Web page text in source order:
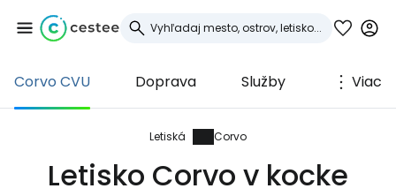
Corvo CVU Doprava Služby Viac
Letiská Corvo
Letisko Corvo v kocke
Prihláste sa do
služby Cestee
... celosvetovej komunity cestovateľov